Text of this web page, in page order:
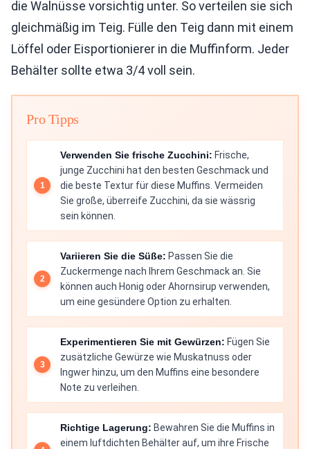
die Walnüsse vorsichtig unter. So verteilen sie sich
gleichmäßig im Teig. Fülle den Teig dann mit einem
Löffel oder Eisportionierer in die Muffinform. Jeder
Behälter sollte etwa 3/4 voll sein.
Pro Tipps
Verwenden Sie frische Zucchini: Frische,
junge Zucchini hat den besten Geschmack und
die beste Textur für diese Muffins. Vermeiden
Sie große, überreife Zucchini, da sie wässrig
sein können.
Variieren Sie die Süße: Passen Sie die
Zuckermenge nach Ihrem Geschmack an. Sie
können auch Honig oder Ahornsirup verwenden,
um eine gesündere Option zu erhalten.
Experimentieren Sie mit Gewürzen: Fügen Sie
zusätzliche Gewürze wie Muskatnuss oder
Ingwer hinzu, um den Muffins eine besondere
Note zu verleihen.
Richtige Lagerung: Bewahren Sie die Muffins in
einem luftdichten Behälter auf, um ihre Frische